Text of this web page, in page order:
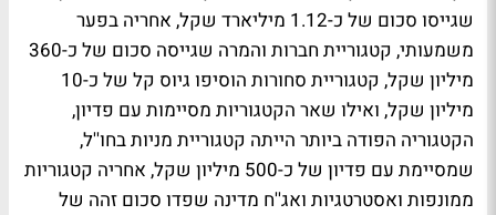
שגייסו סכום של כ-1.12 מיליארד שקל, אחריה בפער
משמעותי, קטגוריית חברות והמרה שגייסה סכום של כ-360
מיליון שקל, קטגוריית סחורות הוסיפו גיוס קל של כ-10
מיליון שקל, ואילו שאר הקטגוריות מסיימות עם פדיון,
הקטגוריה הפודה ביותר הייתה קטגוריית מניות בחו''ל,
שמסיימת עם פדיון של כ-500 מיליון שקל, אחריה קטגוריות
ממונפות ואסטרטגיות ואג''ח מדינה שפדו סכום זהה של